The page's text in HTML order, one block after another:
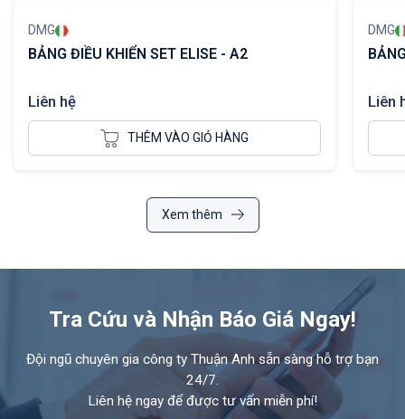
DMG
BẢNG ĐIỀU KHIỂN SET ELISE - A2
Liên hệ
THÊM VÀO GIỎ HÀNG
DMG
Liên
Xem thêm
Tra Cứu và Nhận Báo Giá Ngay!
Đội ngũ chuyên gia công ty Thuận Anh sẵn sàng hỗ trợ bạn
24/7.
Liên hệ ngay để được tư vấn miễn phí!